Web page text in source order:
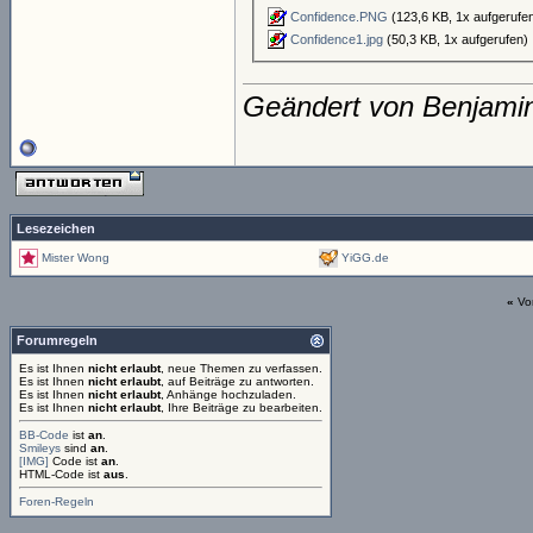
Confidence.PNG (123,6 KB, 1x
Confidence1.jpg (50,3 KB, 1x aufgerufen)
Geändert von
Lesezeichen
Mister Wong YiGG.de
«
Forumregeln
Es ist Ihnen nicht erlaubt, neue Themen zu verfassen.
Es ist Ihnen nicht erlaubt, auf Beiträge zu antworten.
Es ist Ihnen nicht erlaubt, Anhänge hochzuladen.
Es ist Ihnen nicht erlaubt, Ihre Beiträge zu bearbeiten.
BB-Code ist an
Smileys sind an
[IMG] Code ist an
HTML-Code ist aus
Foren-Regeln